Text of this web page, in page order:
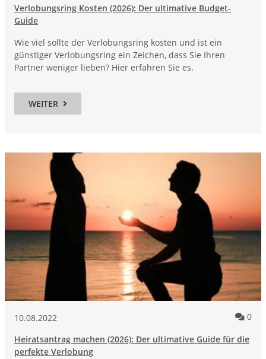
Verlobungsring Kosten (2026): Der ultimative Budget-
Guide
Wie viel sollte der Verlobungsring kosten und ist ein
günstiger Verlobungsring ein Zeichen, dass Sie Ihren
Partner weniger lieben? Hier erfahren Sie es.
WEITER
10.08.2022 0
Heiratsantrag machen (2026): Der ultimative Guide für die
perfekte Verlobung